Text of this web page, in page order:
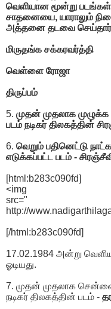
வெளியான மூன்று
சாதனையை, யாராலும்
அத்தனை தடவை செய்தார்
மிருதங்க சக்கரவர்த்தி
வெள்ளை ரோஜா
திருப்பம்
5. முதன் முதலாக முழுக்க
படம் நடிகர் திலகத்தின்
6. வெறும் பதினெட்டு
எடுக்கப்பட்ட படம் -
[html:b283c090fd]
<img
src="
http://
[/html:b283c090fd]
17.02.1984 அன்று
ஓடியது.
7. முதன் முதலாக
நடிகர் திலகத்தின் படம் -